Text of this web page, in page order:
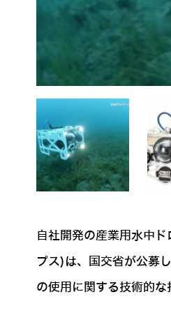
自社開発の産業用水中
プス)は、国交省が公募
の使用に関する技術的